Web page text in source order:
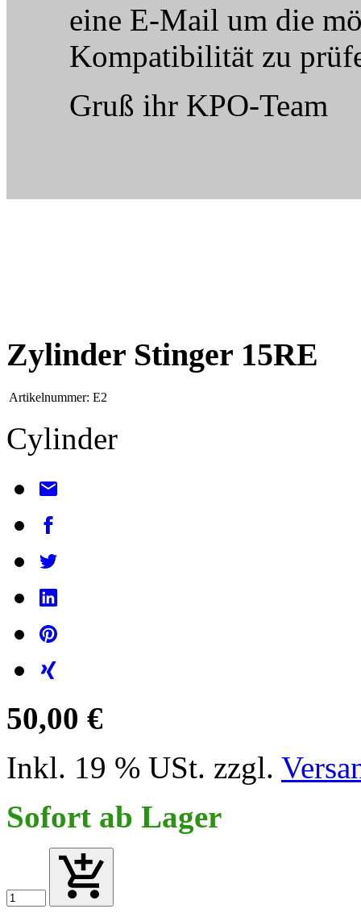
eine E-Mail um die
Kompatibilität zu
Gruß ihr KPO-Team
Zylinder Stinger 15RE
Artikelnummer: E2
Cylinder
50,00 €
Inkl. 19 % USt. zzgl.
Sofort ab Lager